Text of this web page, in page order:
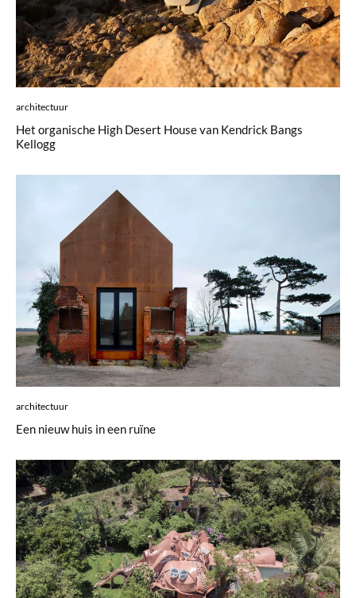
architectuur
Het organische High Desert House van Kendrick Bangs
Kellogg
architectuur
Een nieuw huis in een ruïne